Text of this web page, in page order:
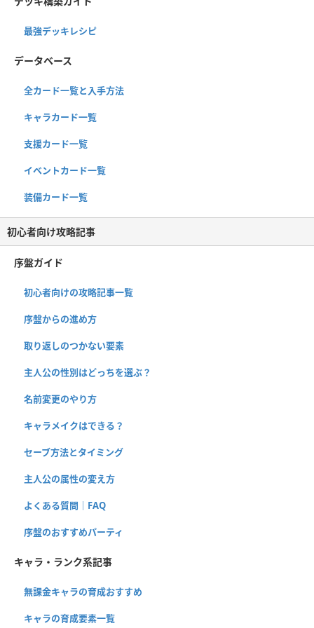
最強デッキレシピ
データベース
全カード一覧と入手方法
キャラカード一覧
支援カード一覧
イベントカード一覧
装備カード一覧
初心者向け攻略記事
序盤ガイド
初心者向けの攻略記事一覧
序盤からの進め方
取り返しのつかない要素
主人公の性別はどっちを選ぶ？
名前変更のやり方
キャラメイクはできる？
セーブ方法とタイミング
主人公の属性の変え方
よくある質問｜FAQ
序盤のおすすめパーティ
キャラ・ランク系記事
無課金キャラの育成おすすめ
キャラの育成要素一覧